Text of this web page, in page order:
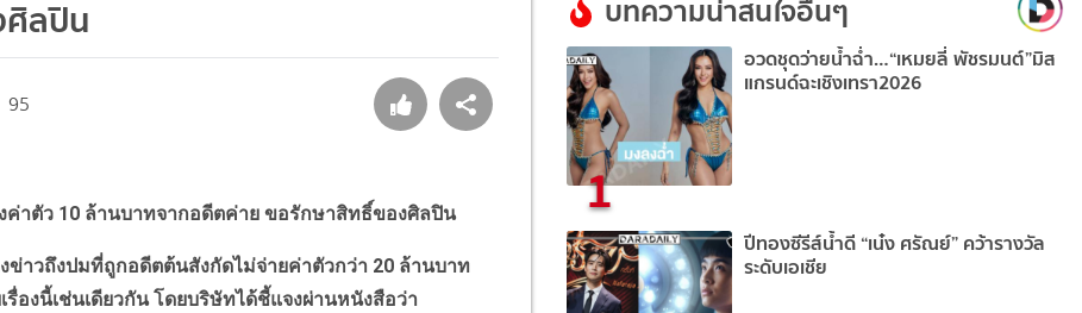
ลปิน
95
าตัว 10 ล้านบาทจากอดีตค่าย ขอรักษาสิทธิ์ของศิลปิน
าวถึงปมที่ถูกอดีตต้นสังกัดไม่จ่ายค่าตัวกว่า 20 ล้านบาท
องนี้เช่นเดียวกัน โดยบริษัทได้ชี้แจงผ่านหนังสือว่า
บทความน่าสนใจอื่นๆ
1
อวดชุดว่ายน้ำฉ่ำ…“เหมยลี่ พัชรมนต์”มิส
แกรนด์ฉะเชิงเทรา2026
ปีทองซีรีส์น้ำดี “เน๋ง ศรัณย์” คว้ารางวัล
ระดับเอเชีย